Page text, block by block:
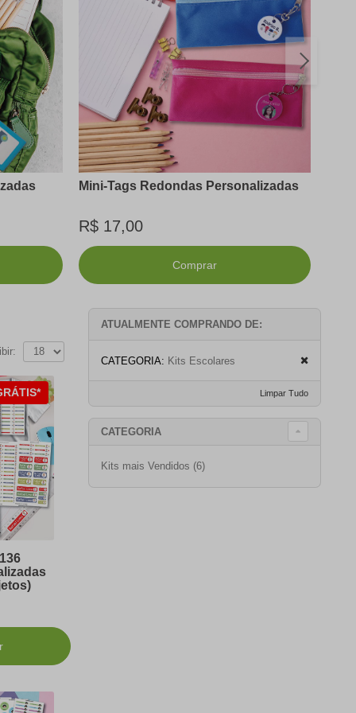
Mini-Tags Redondas Personalizadas
R$ 17,00
Comprar
ATUALMENTE COMPRANDO DE:
CATEGORIA: Kits Escolares
Limpar Tudo
CATEGORIA
Kits mais Vendidos (6)